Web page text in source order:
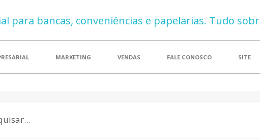
MARKETING VENDAS FALE CONOSCO SITE